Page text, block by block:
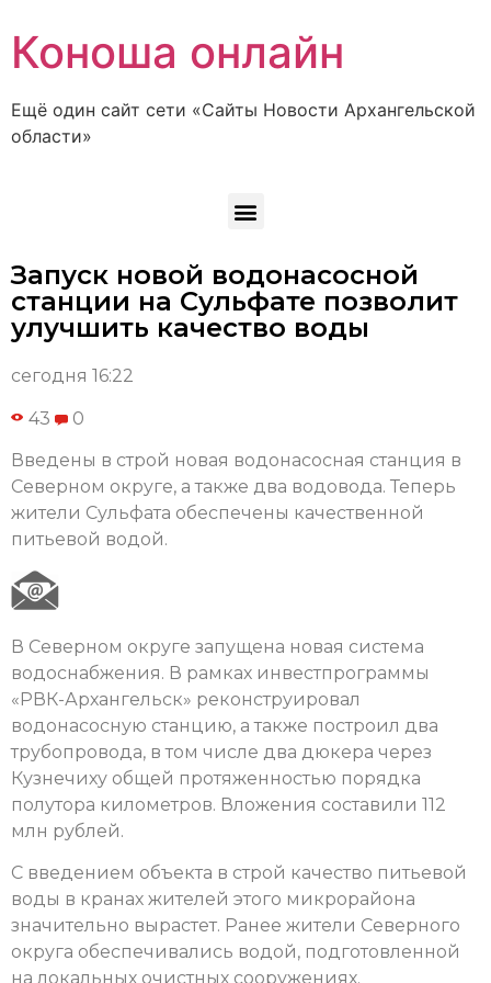
Коноша онлайн
Ещё один сайт сети «Сайты Новости Архангельской
области»
Запуск новой водонасосной
станции на Сульфате позволит
улучшить качество воды
сегодня 16:22
43 0
Введены в строй новая водонасосная станция в
Северном округе, а также два водовода. Теперь
жители Сульфата обеспечены качественной
питьевой водой.
В Северном округе запущена новая система
водоснабжения. В рамках инвестпрограммы
«РВК-Архангельск» реконструировал
водонасосную станцию, а также построил два
трубопровода, в том числе два дюкера через
Кузнечиху общей протяженностью порядка
полутора километров. Вложения составили 112
млн рублей.
С введением объекта в строй качество питьевой
воды в кранах жителей этого микрорайона
значительно вырастет. Ранее жители Северного
округа обеспечивались водой, подготовленной
на локальных очистных сооружениях.